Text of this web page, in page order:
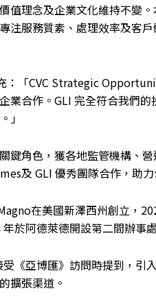
值理念及企業文化維持不變
注服務質素、處理效率及客
：「CVC Strategic
業合作。GLI 完全符合我們
」
鍵角色，獲各地監管機構、
及 GLI 優秀團隊合作，助力
在美國新澤西州創立，
於阿德萊德開設第二間辦事
《亞博匯》訪問時提到，引
擴張渠道。